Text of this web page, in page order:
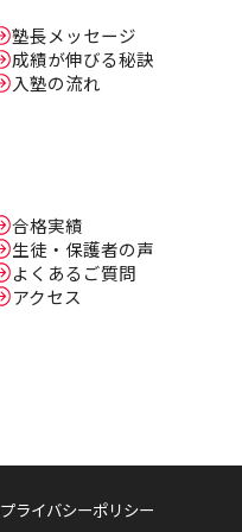
塾長メッセージ
成績が伸びる秘訣
入塾の流れ
合格実績
生徒・保護者の声
よくあるご質問
アクセス
プライバシーポリシー